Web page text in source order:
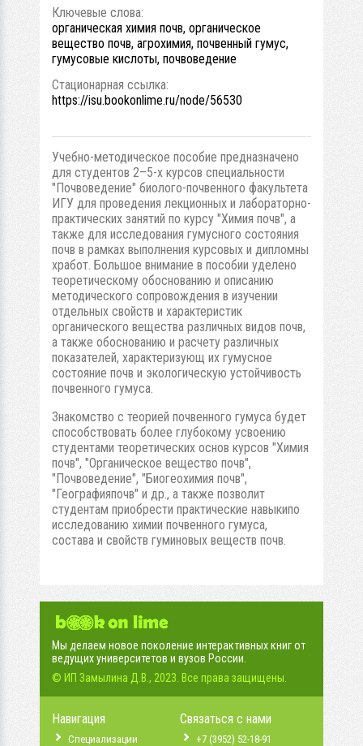
Ключевые слова:
органическая химия почв, органическое
вещество почв, агрохимия, почвенный гумус,
гумусовые кислоты, почвоведение
Стационарная ссылка:
https://isu.bookonlime.ru/node/56530
Учебно-методическое пособие предназначено
для студентов 2–5-х курсов специальности
"Почвоведение" биолого-почвенного факультета
ИГУ для проведения лекционных и лабораторно-
практических занятий по курсу "Химия почв", а
также для исследования гумусного состояния
почв в рамках выполнения курсовых и дипломны
хработ. Большое внимание в пособии уделено
теоретическому обоснованию и описанию
методического сопровождения в изучении
отдельных свойств и характеристик
органического вещества различных видов почв,
а также обоснованию и расчету различных
показателей, характеризующ их гумусное
состояние почв и экологическую устойчивость
почвенного гумуса.
Знакомство с теорией почвенного гумуса будет
способствовать более глубокому усвоению
студентами теоретических основ курсов "Химия
почв", "Органическое вещество почв",
"Почвоведение", "Биогеохимия почв",
"Географияпочв" и др., а также позволит
студентам приобрести практические навыкипо
исследованию химии почвенного гумуса,
состава и свойств гуминовых веществ почв.
Мы делаем новое поколение интерактивных книг от
ведущих университетов и вузов России.
© ИП Замылина Д.В., 2023. Все права защищены.
Навигация
Специализации
Связаться с нами
+7 (3952) 52-18-91